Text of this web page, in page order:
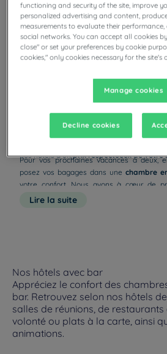
établissement sera le lieu idéal pour vous
Afterworks ou
de nos bars et réservez sans plus
nos hôtels à unprix respectueux de votre
Nos hôtels 3 étoiles,
confortables
Pour vos prochaines vacances à deux,
posez vos bagages dans une chambre
votre confort. Nous avons à cœur de
confort optimal<
Lire la suite
Nos hôtels avec bar
Appréciez le confort des
bar. Retrouvez selon nos hôtels
salles de réunions, de
volonté ou plats à la carte, ainsi
animations.
functioning and security of the site, improve
personalized advertising and content,
measurements to evaluate their
social networks. You can accept all cookies
close" or set your preferences by cookie
cookies," only cookies necessary for the site's
Manage cookies
Decline cookies